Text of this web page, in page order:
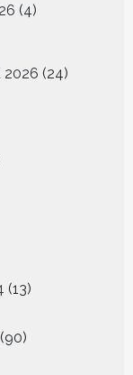
4
producten
2026 24
producten
1313
9090